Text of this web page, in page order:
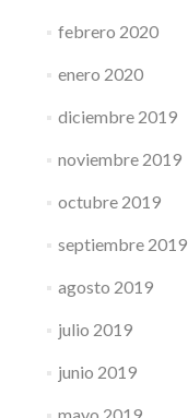
febrero 2020
enero 2020
diciembre 2019
noviembre 2019
octubre 2019
septiembre 2019
agosto 2019
julio 2019
junio 2019